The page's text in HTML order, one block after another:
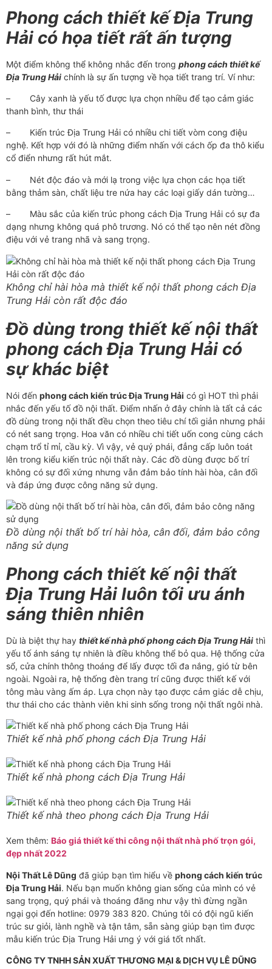
Phong cách thiết kế Địa Trung
Hải có họa tiết rất ấn tượng
Một điểm không thể không nhắc đến trong phong cách thiết kế
Địa Trung Hải chính là sự ấn tượng về họa tiết trang trí. Ví như:
–
Cây xanh là yếu tố được lựa chọn nhiều để tạo cảm giác
thanh bình, thư thái
–
Kiến trúc Địa Trung Hải có nhiều chi tiết vòm cong điệu
nghệ. Kết hợp với đó là những điểm nhấn với cách ốp đa thô kiểu
cổ điển nhưng rất hút mắt.
–
Nét độc đáo và mới lạ trong việc lựa chọn các họa tiết
bằng thảm sàn, chất liệu tre nứa hay các loại giấy dán tường…
–
Màu sắc của kiến trúc phong cách Địa Trung Hải có sự đa
dạng nhưng không quá phô trương. Nó có thể tạo nên nét đồng
điệu với vẻ trang nhã và sang trọng.
Không chỉ hài hòa mà thiết kế nội thất phong cách Địa
Trung Hải còn rất độc đáo
Đồ dùng trong thiết kế nội thất
phong cách Địa Trung Hải có
sự khác biệt
Nói đến phong cách kiến trúc Địa Trung Hải có gì HOT thì phải
nhắc đến yếu tố đồ nội thất. Điểm nhấn ở đây chính là tất cả các
đồ dùng trong nội thất đều chọn theo tiêu chí tối giản nhưng phải
có nét sang trọng. Hoa văn có nhiều chi tiết uốn cong cùng cách
chạm trổ tỉ mỉ, cầu kỳ. Vì vậy, vẻ quý phái, đẳng cấp luôn toát
lên trong kiểu kiến trúc nội thất này. Các đồ dùng được bố trí
không có sự đối xứng nhưng vẫn đảm bảo tính hài hòa, cân đối
và đáp ứng được công năng sử dụng.
Đồ dùng nội thất bố trí hài hòa, cân đối, đảm bảo công
năng sử dụng
Phong cách thiết kế nội thất
Địa Trung Hải luôn tối ưu ánh
sáng thiên nhiên
Dù là biệt thự hay thiết kế nhà phố phong cách Địa Trung Hải thì
yếu tố ánh sáng tự nhiên là điều không thể bỏ qua. Hệ thống cửa
sổ, cửa chính thông thoáng để lấy được tối đa nắng, gió từ bên
ngoài. Ngoài ra, hệ thống đèn trang trí cũng được thiết kế với
tông màu vàng ấm áp. Lựa chọn này tạo được cảm giác dễ chịu,
thư thái cho các thành viên khi sinh sống trong nội thất ngôi nhà.
Thiết kế nhà phố phong cách Địa Trung Hải
Thiết kế nhà phong cách Địa Trung Hải
Thiết kế nhà theo phong cách Địa Trung Hải
Xem thêm: Báo giá thiết kế thi công nội thất nhà phố trọn gói,
đẹp nhất 2022
Nội Thất Lê Dũng đã giúp bạn tìm hiểu về phong cách kiến trúc
Địa Trung Hải. Nếu bạn muốn không gian sống của mình có vẻ
sang trọng, quý phái và thoáng đãng như vậy thì đừng ngần
ngại gọi đến hotline: 0979 383 820. Chúng tôi có đội ngũ kiến
trúc sư giỏi, lành nghề và tận tâm, sẵn sàng giúp bạn tìm được
mẫu kiến trúc Địa Trung Hải ưng ý với giá tốt nhất.
CÔNG TY TNHH SẢN XUẤT THƯƠNG MẠI & DỊCH VỤ LÊ DŨNG